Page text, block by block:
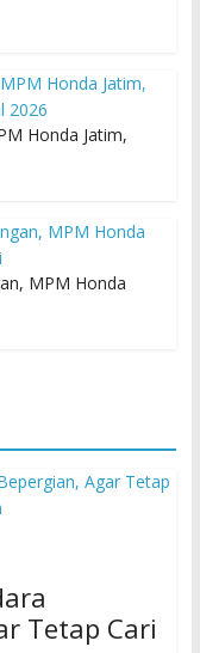
Honda Jatim,
MPM Honda
Tetap Cari